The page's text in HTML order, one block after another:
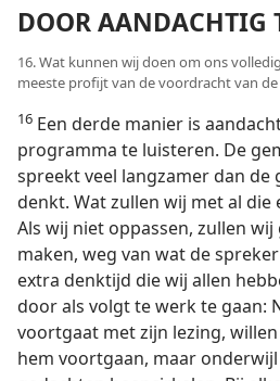
DOOR AANDACHTIG
16. Wat kunnen wij doen om ons
meeste profijt van de voordracht van
16 Een derde manier is
programma te luisteren. De
spreekt veel langzamer dan
denkt. Wat zullen wij met al die
Als wij niet oppassen, zullen
maken, weg van wat de
extra denktijd die wij allen
door als volgt te werk te gaan:
voortgaat met zijn lezing,
hem voortgaan, maar